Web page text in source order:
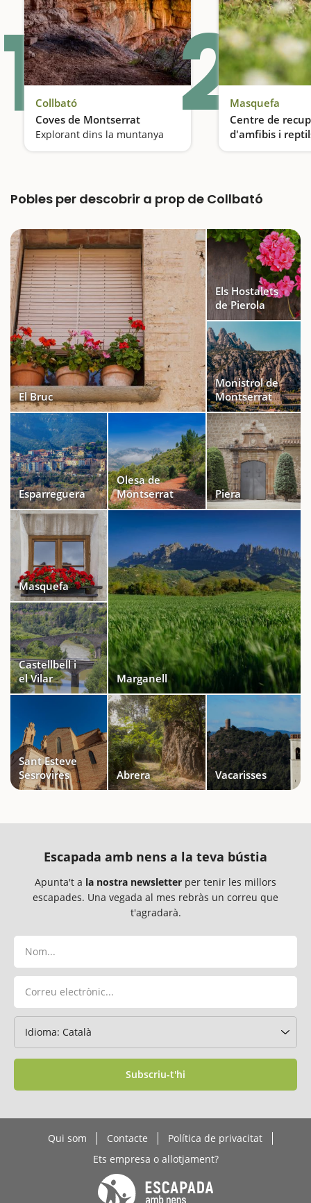
1 Collbató
Coves de Montserrat
Explorant dins la muntanya 2Masquefa
Centre de
d'amfibis i
Catalunya a
Pobles per descobrir a prop de Collbató
El Bruc
Els Hostalets
de Pierola
Monistrol de
Montserrat
Esparreguera
Olesa de
Montserrat
Piera
Masquefa
Castellbell i
el Vilar
Marganell
Sant Esteve
Sesrovires
Abrera Vacarisses
Escapada amb nens a la teva bústia
Apunta't a la nostra newsletter per tenir les millors
escapades. Una vegada al mes rebràs un correu que
t'agradarà.
Subscriu-t'hi
Qui som Contacte
Política de privacitat
Ets empresa o allotjament?